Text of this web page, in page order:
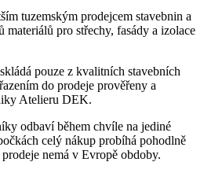
tuzemským prodejcem stavebnin a
materiálů pro střechy, fasády a izolace
pouze z kvalitních stavebních
do prodeje prověřeny a
Atelieru DEK.
odbaví během chvíle na jediné
celý nákup probíhá pohodlně
nemá v Evropě obdoby.